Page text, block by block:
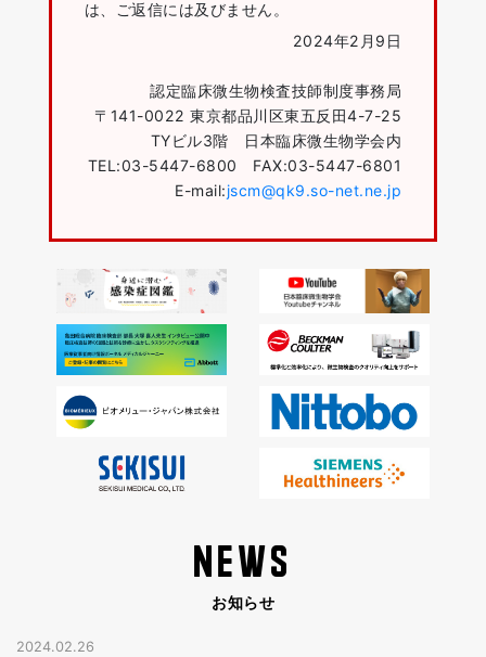
は、ご返信には及びません。
2024年2月9日
認定臨床微生物検査技師制度事務局
〒141-0022 東京都品川区東五反田4-7-25
TYビル3階 日本臨床微生物学会内
TEL:03-5447-6800 FAX:03-5447-6801
E-mail:jscm@qk9.so-net.ne.jp
NEWS
お知らせ
2024.02.26